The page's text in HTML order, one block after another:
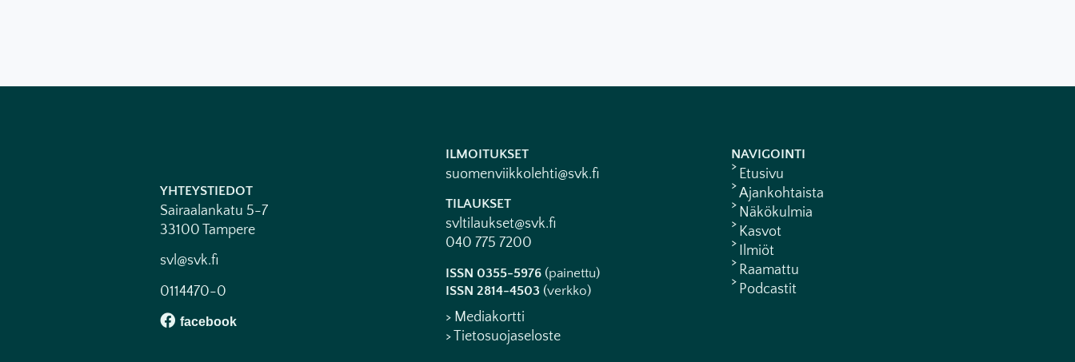
YHTEYSTIEDOT
Sairaalankatu 5-7
33100 Tampere
svl@svk.fi
0114470-0
ILMOITUKSET
suomenviikkolehti@svk.fi
TILAUKSET
svltilaukset@svk.fi
040 775 7200
ISSN 0355-5976(painettu)
ISSN 2814-4503 (verkko)
> Mediakortti
> Tietosuojaseloste
NAVIGOINTI
Etusivu
Ajankohtaista
Näkökulmia
Kasvot
Ilmiöt
Raamattu
Podcastit